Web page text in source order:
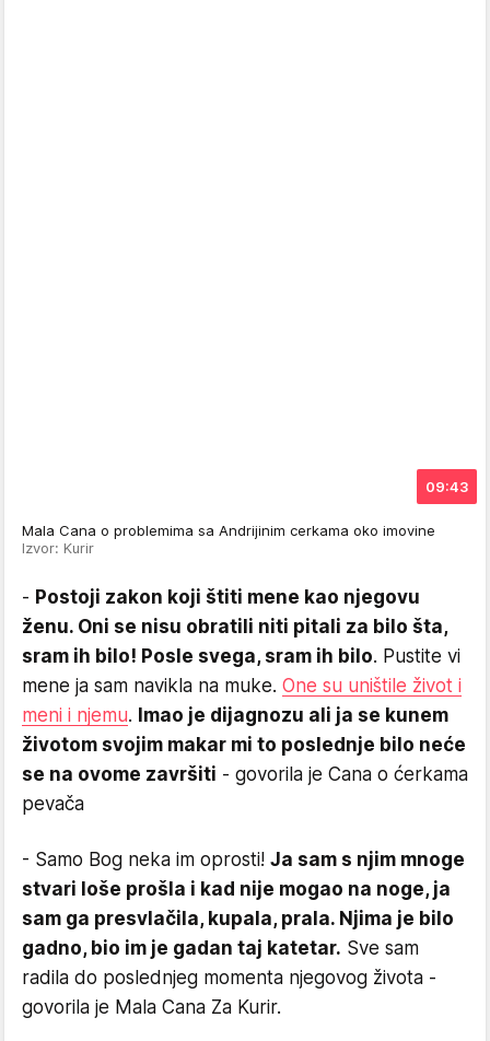
09:43
Mala Cana o problemima sa Andrijinim cerkama oko imovine
Izvor: Kurir
- Postoji zakon koji štiti mene kao njegovu
ženu. Oni se nisu obratili niti pitali za bilo šta,
sram ih bilo! Posle svega, sram ih bilo. Pustite vi
mene ja sam navikla na muke. One su uništile život i
meni i njemu. Imao je dijagnozu ali ja se kunem
životom svojim makar mi to poslednje bilo neće
se na ovome završiti - govorila je Cana o ćerkama
pevača
- Samo Bog neka im oprosti! Ja sam s njim mnoge
stvari loše prošla i kad nije mogao na noge, ja
sam ga presvlačila, kupala, prala. Njima je bilo
gadno, bio im je gadan taj katetar. Sve sam
radila do poslednjeg momenta njegovog života -
govorila je Mala Cana Za Kurir.